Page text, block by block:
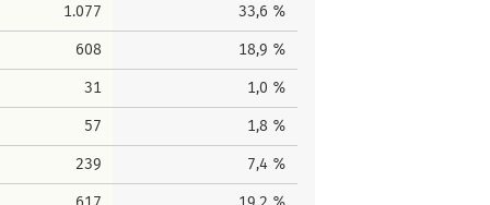
1.077 33,6 %
608 18,9 %
31 1,0 %
57 1,8 %
239 7,4 %